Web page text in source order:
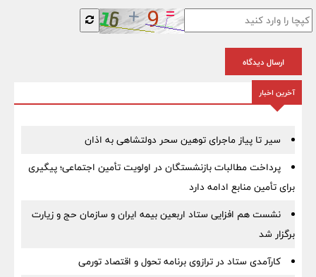
ارسال دیدگاه
آخرین اخبار
سیر تا پیاز ماجرای توهین سحر دولتشاهی به اذان
پرداخت مطالبات بازنشستگان در اولویت تأمین اجتماعی؛ پیگیری
برای تأمین منابع ادامه دارد
نشست هم افزایی ستاد اربعین بیمه ایران و سازمان حج و زیارت
برگزار شد
کارآمدی ستاد در ترازوی برنامه تحول و اقتصاد تورمی